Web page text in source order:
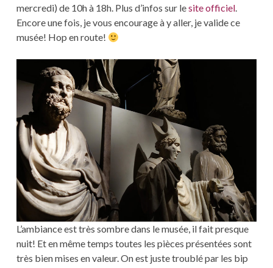
mercredi) de 10h à 18h. Plus d’infos sur lesite officiel.
Encore une fois, je vous encourage à y aller, je valide ce
musée! Hop en route!
L’ambiance est très sombre dans le musée, il fait presque
nuit! Et en même temps toutes les pièces présentées sont
très bien mises en valeur. On est juste troublé par les bip